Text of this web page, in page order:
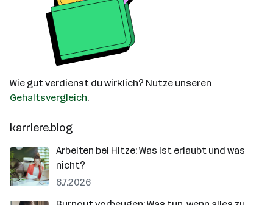
Wie gut verdienst du wirklich? Nutze unseren
Gehaltsvergleich.
karriere.blog
Arbeiten bei Hitze: Was ist erlaubt und was
nicht?
6.7.2026